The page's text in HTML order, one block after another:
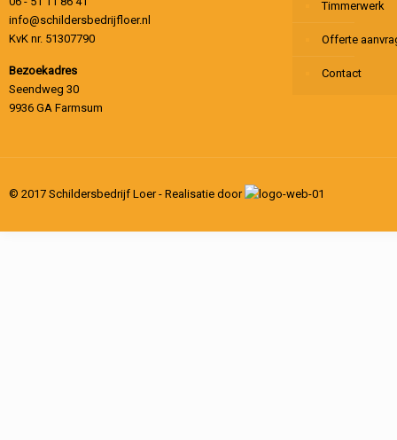
info@schildersbedrijfloer.nl
KvK nr. 51307790
Bezoekadres
Seendweg 30
9936 GA Farmsum
Timmerwerk
Offerte
Contact
© 2017 Schildersbedrijf Loer - Realisatie door